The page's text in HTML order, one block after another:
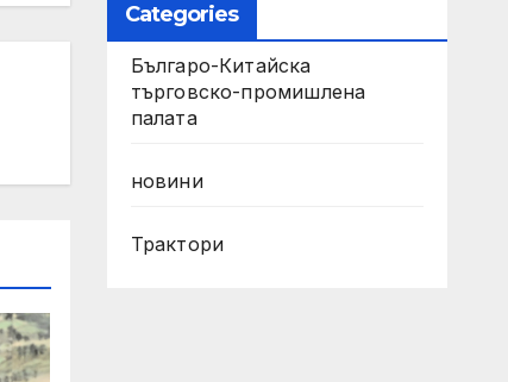
Categories
Българо-Китайска
търговско-промишлена
палата
новини
Трактори